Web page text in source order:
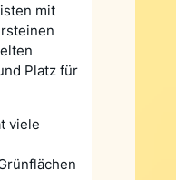
mit
Platz für
viele